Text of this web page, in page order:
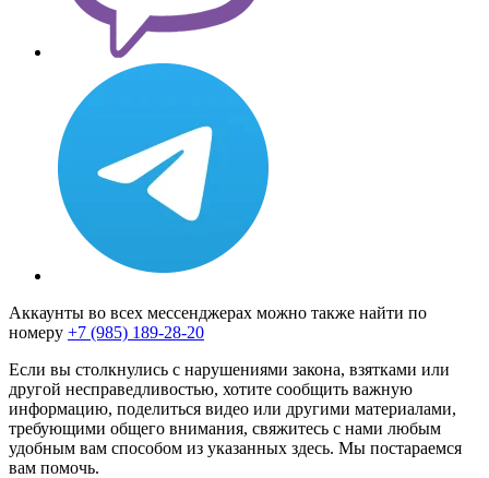
Аккаунты во всех мессенджерах можно также найти по
номеру +7 (985) 189-28-20
Если вы столкнулись с нарушениями закона, взятками или
другой несправедливостью, хотите сообщить важную
информацию, поделиться видео или другими материалами,
требующими общего внимания, свяжитесь с нами любым
удобным вам способом из указанных здесь. Мы постараемся
вам помочь.